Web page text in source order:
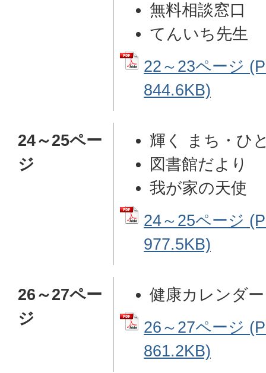
無料相談窓口
てんいち先生
22～23ページ
844.6KB)
24～25ペー
ジ
輝く まち・ひ
図書館だより
我が家の天使
24～25ページ
977.5KB)
26～27ペー
ジ
健康カレンダ
26～27ページ
861.2KB)